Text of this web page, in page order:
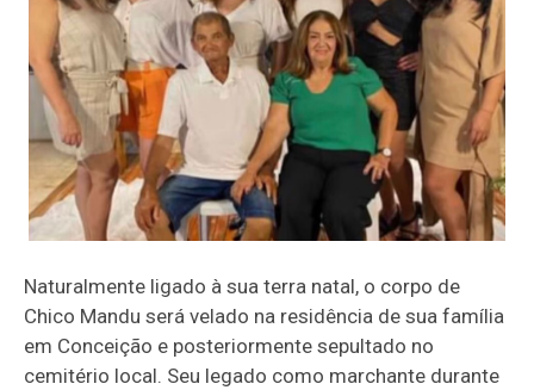
Naturalmente ligado à sua terra natal, o corpo de
Chico Mandu será velado na residência de sua família
em Conceição e posteriormente sepultado no
cemitério local. Seu legado como marchante durante